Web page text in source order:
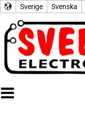
Sverige Svenska